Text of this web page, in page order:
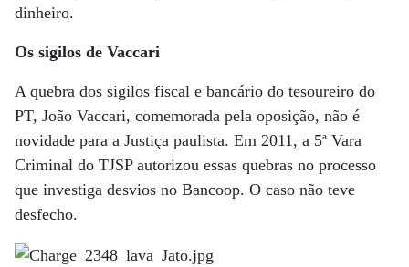
dinheiro.
Os sigilos de Vaccari
A quebra dos sigilos fiscal e bancário do tesoureiro do
PT, João Vaccari, comemorada pela oposição, não é
novidade para a Justiça paulista. Em 2011, a 5ª Vara
Criminal do TJSP autorizou essas quebras no processo
que investiga desvios no Bancoop. O caso não teve
desfecho.